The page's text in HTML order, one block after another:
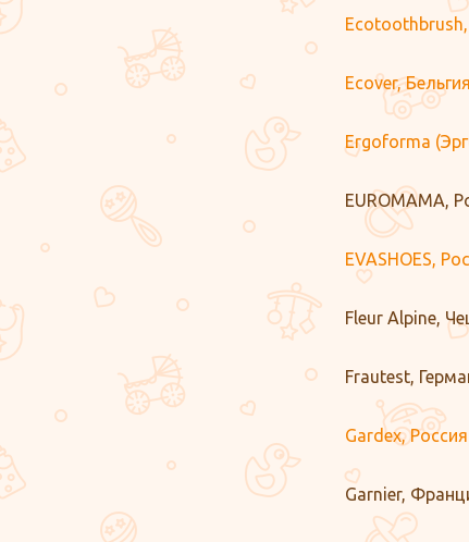
Ecover, Бельгия
Ergoforma
EUROMAMA,
EVASHOES,
Fleur Alpine,
Frautest,
Gardex, Россия
Garnier,